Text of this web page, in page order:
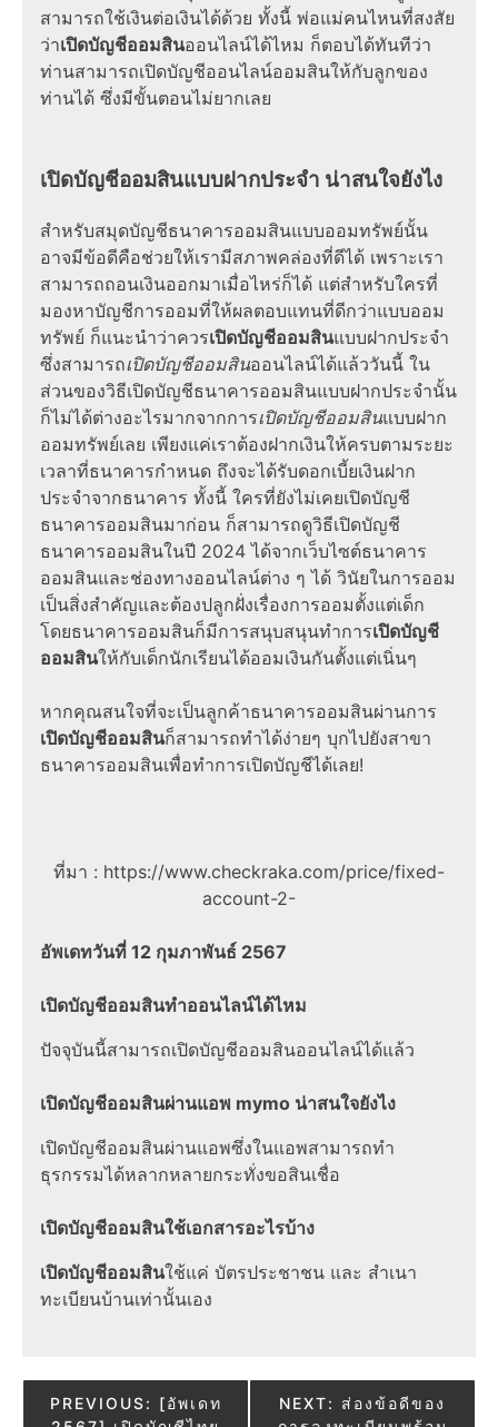
สามารถใช้เงินต่อเงินได้ด้วย ทั้งนี้ พ่อแม่คนไหนที่สงสัย
ว่าเปิดบัญชีออมสินออนไลน์ได้ไหม ก็ตอบได้ทันทีว่า
ท่านสามารถเปิดบัญชีออนไลน์ออมสินให้กับลูกของ
ท่านได้ ซึ่งมีขั้นตอนไม่ยากเลย
เปิดบัญชีออมสินแบบฝากประจำ น่าสนใจยังไง
สำหรับสมุดบัญชีธนาคารออมสินแบบออมทรัพย์นั้น
อาจมีข้อดีคือช่วยให้เรามีสภาพคล่องที่ดีได้ เพราะเรา
สามารถถอนเงินออกมาเมื่อไหร่ก็ได้ แต่สำหรับใครที่
มองหาบัญชีการออมที่ให้ผลตอบแทนที่ดีกว่าแบบออม
ทรัพย์ ก็แนะนำว่าควรเปิดบัญชีออมสินแบบฝากประจำ
ซึ่งสามารถเปิดบัญชีออมสินออนไลน์ได้แล้ววันนี้ ใน
ส่วนของวิธีเปิดบัญชีธนาคารออมสินแบบฝากประจำนั้น
ก็ไม่ได้ต่างอะไรมากจากการเปิดบัญชีออมสินแบบฝาก
ออมทรัพย์เลย เพียงแค่เราต้องฝากเงินให้ครบตามระยะ
เวลาที่ธนาคารกำหนด ถึงจะได้รับดอกเบี้ยเงินฝาก
ประจำจากธนาคาร ทั้งนี้ ใครที่ยังไม่เคยเปิดบัญชี
ธนาคารออมสินมาก่อน ก็สามารถดูวิธีเปิดบัญชี
ธนาคารออมสินในปี 2024 ได้จากเว็บไซต์ธนาคาร
ออมสินและช่องทางออนไลน์ต่าง ๆ ได้ วินัยในการออม
เป็นสิ่งสำคัญและต้องปลูกฝั่งเรื่องการออมตั้งแต่เด็ก
โดยธนาคารออมสินก็มีการสนุบสนุนทำการเปิดบัญชี
ออมสินให้กับเด็กนักเรียนได้ออมเงินกันตั้งแต่เนิ่นๆ
หากคุณสนใจที่จะเป็นลูกค้าธนาคารออมสินผ่านการ
เปิดบัญชีออมสินก็สามารถทำได้ง่ายๆ บุกไปยังสาขา
ธนาคารออมสินเพื่อทำการเปิดบัญชีได้เลย!
ที่มา : https://www.checkraka.com/price/fixed-
account-2-
อัพเดทวันที่ 12 กุมภาพันธ์ 2567
เปิดบัญชีออมสินทำออนไลน์ได้ไหม
ปัจจุบันนี้สามารถเปิดบัญชีออมสินออนไลน์ได้แล้ว
เปิดบัญชีออมสินผ่านแอพ mymo น่าสนใจยังไง
เปิดบัญชีออมสินผ่านแอพซึ่งในแอพสามารถทำ
ธุรกรรมได้หลากหลายกระทั่งขอสินเชื่อ
เปิดบัญชีออมสินใช้เอกสารอะไรบ้าง
เปิดบัญชีออมสินใช้แค่ บัตรประชาชน และ สำเนา
ทะเบียนบ้านเท่านั้นเอง
Post
PREVIOUS: [อัพเดท
NEXT: ส่องข้อดีของ